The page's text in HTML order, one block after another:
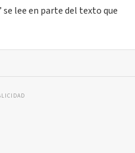
se lee en parte del texto que